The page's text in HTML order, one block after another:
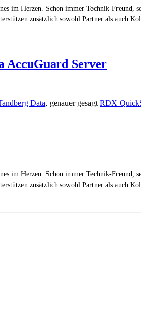
im Herzen. Schon immer Technik-
zusätzlich sowohl Partner als auch
AccuGuard Server
Data, genauer gesagt RDX
im Herzen. Schon immer Technik-
zusätzlich sowohl Partner als auch